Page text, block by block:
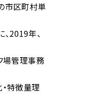
市区町村単
2019年、
場管理事務
特徴量理